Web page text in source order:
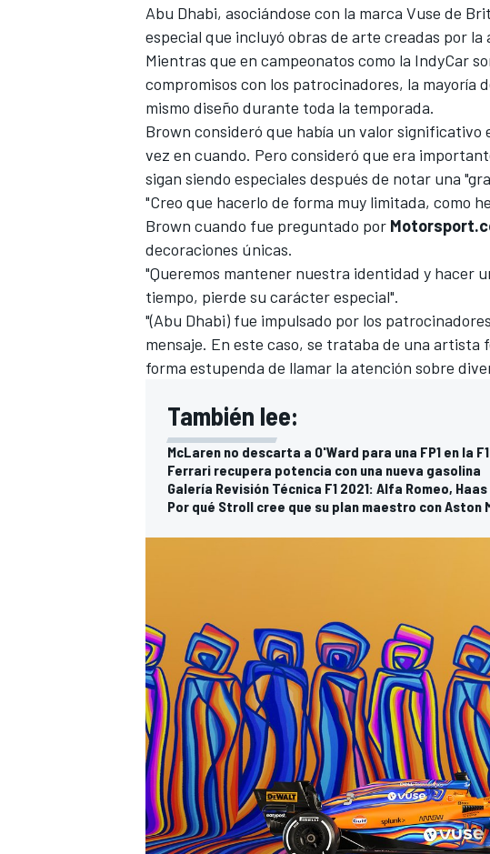
FÓRMULA E
Abu Dhabi, asociándose con la marca Vuse de
especial que incluyó obras de arte creadas por
Mientras que en campeonatos como la IndyCar
compromisos con los patrocinadores, la mayoría
mismo diseño durante toda la temporada.
Brown consideró que había un valor
vez en cuando. Pero consideró que era
sigan siendo especiales después de notar una
"Creo que hacerlo de forma muy limitada, como
Brown cuando fue preguntado por
decoraciones únicas.
"Queremos mantener nuestra identidad y hacer
tiempo, pierde su carácter especial".
"(Abu Dhabi) fue impulsado por los
mensaje. En este caso, se trataba de una artista
forma estupenda de llamar la atención sobre
También lee:
McLaren no descarta a O'Ward para una FP1 en la
Ferrari recupera potencia con una nueva gasolina
Galería Revisión Técnica F1 2021: Alfa Romeo,
Por qué Stroll cree que su plan maestro con